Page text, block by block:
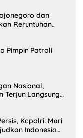
dan
Reruntuhan
Pimpin Patroli
Nasional,
Terjun Langsung
Kapolri: Mari
Indonesia